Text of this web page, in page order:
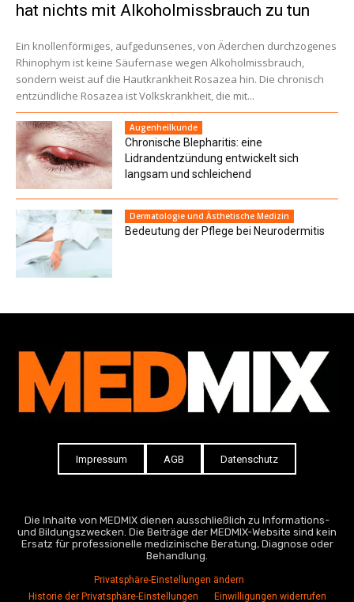
hat nichts mit Alkoholmissbrauch zu tun
Ein knollenförmiges, aufgedunsenes, von Äderchen durchzogenes
Rhinophym ist keine Säufernase wegen Alkoholmissbrauch,
sondern weist auf die Hautkrankheit Rosazea hin. Die chronisch
entzündliche Rosazea ist Volkskrankheit, die mit...
Augenheilkunde
Chronische Blepharitis: eine
Lidrandentzündung entwickelt sich
langsam und schleichend
Dermatologie und Ästhetische Medizin
Bedeutung der Pflege bei Neurodermitis
Impressum AGB Datenschutz
Die Inhalte von MEDMIX dienen ausschließlich zu Informations-
und Bildungszwecken. Die Beiträge der MEDMIX-Website sind kein
Ersatz für professionelle medizinische Beratung, Diagnose oder
Behandlung.
Privatsphäre-Einstellungen ändern
Historie der Privatsphäre-Einstellungen
Einwilligungen widerrufen